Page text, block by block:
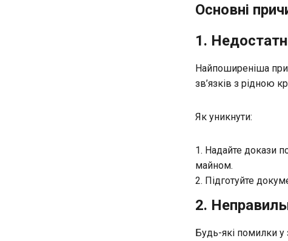
Основні
1.
Найпоширеніша
зв’язків з рідною
Як уникнути:
Надайте докази
майном.
Підготуйте
2.
Будь-які помилки у